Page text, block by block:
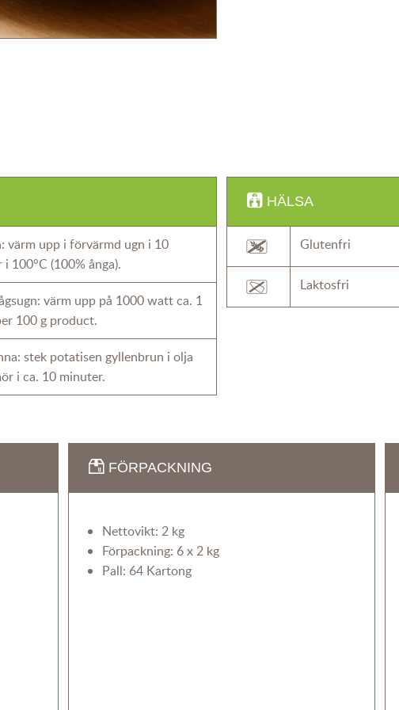
värm upp i förvärmd ugn i 10
100°C (100% ånga).
värm upp på 1000 watt ca. 1
100 g product.
stek potatisen gyllenbrun i olja
i ca. 10 minuter.
HÄLSA
Glutenfri
Laktosfri
FÖRPACKNING
Nettovikt: 2 kg
Förpackning: 6 x 2 kg
Pall: 64 Kartong